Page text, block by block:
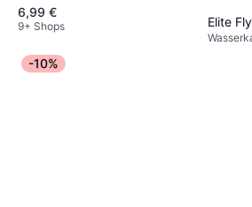
6,99 €
9+ Shops Elite
-10%